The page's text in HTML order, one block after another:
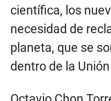
científica, los
necesidad de
planeta, que se
dentro de la